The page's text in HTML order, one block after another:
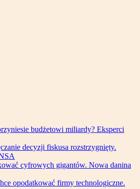
budżetowi miliardy? Eksperci
decyzji fiskusa rozstrzygnięty.
cyfrowych gigantów. Nowa danina
opodatkować firmy technologiczne.